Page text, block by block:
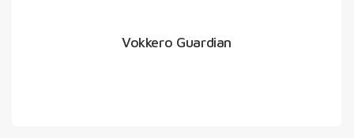
Vokkero Guardian